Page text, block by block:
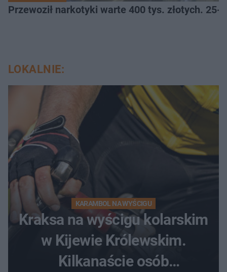
Przewoził narkotyki warte 400 tys. złotych.
LOKALNIE:
KARAMBOL NA WYŚCIGU
Kraksa na wyścigu kolarskim
w Kijewie Królewskim.
Kilkanaście osób